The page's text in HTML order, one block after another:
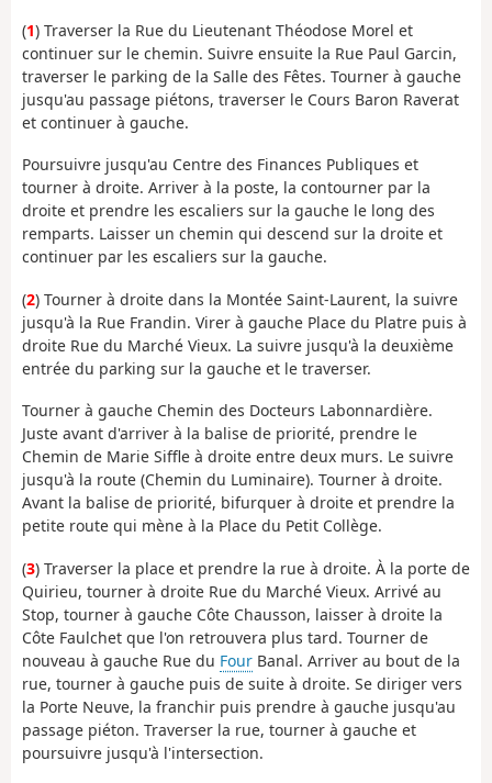
(1) Traverser la Rue du Lieutenant Théodose Morel et
continuer sur le chemin. Suivre ensuite la Rue Paul Garcin,
traverser le parking de la Salle des Fêtes. Tourner à gauche
jusqu'au passage piétons, traverser le Cours Baron Raverat
et continuer à gauche.
Poursuivre jusqu'au Centre des Finances Publiques et
tourner à droite. Arriver à la poste, la contourner par la
droite et prendre les escaliers sur la gauche le long des
remparts. Laisser un chemin qui descend sur la droite et
continuer par les escaliers sur la gauche.
(2) Tourner à droite dans la Montée Saint-Laurent, la suivre
jusqu'à la Rue Frandin. Virer à gauche Place du Platre puis à
droite Rue du Marché Vieux. La suivre jusqu'à la deuxième
entrée du parking sur la gauche et le traverser.
Tourner à gauche Chemin des Docteurs Labonnardière.
Juste avant d'arriver à la balise de priorité, prendre le
Chemin de Marie Siffle à droite entre deux murs. Le suivre
jusqu'à la route (Chemin du Luminaire). Tourner à droite.
Avant la balise de priorité, bifurquer à droite et prendre la
petite route qui mène à la Place du Petit Collège.
(3) Traverser la place et prendre la rue à droite. À la porte de
Quirieu, tourner à droite Rue du Marché Vieux. Arrivé au
Stop, tourner à gauche Côte Chausson, laisser à droite la
Côte Faulchet que l'on retrouvera plus tard. Tourner de
nouveau à gauche Rue du Four Banal. Arriver au bout de la
rue, tourner à gauche puis de suite à droite. Se diriger vers
la Porte Neuve, la franchir puis prendre à gauche jusqu'au
passage piéton. Traverser la rue, tourner à gauche et
poursuivre jusqu'à l'intersection.